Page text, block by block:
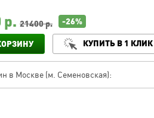
р. 21400 р. -26%
КУПИТЬ В 1 КЛИК
в Москве (м. Семеновская):